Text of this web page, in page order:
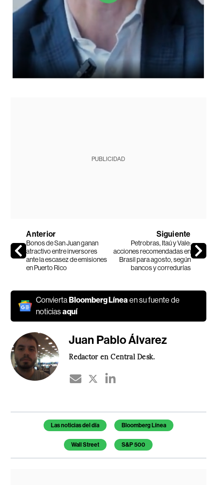
PUBLICIDAD
Anterior
Bonos de San Juan ganan
atractivo entre inversores
ante la escasez de emisiones
en Puerto Rico
Siguiente
Petrobras, Itaú y Vale:
acciones recomendadas en
Brasil para agosto, según
bancos y corredurías
ConviertaBloomberg Línea en su fuente de
noticiasaquí
Juan Pablo Álvarez
Redactor en Central Desk.
Temas de este artículo
Las noticias del día Bloomberg Línea
Wall Street S&P 500